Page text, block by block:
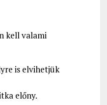
kell valami
is elvihetjük
előny.